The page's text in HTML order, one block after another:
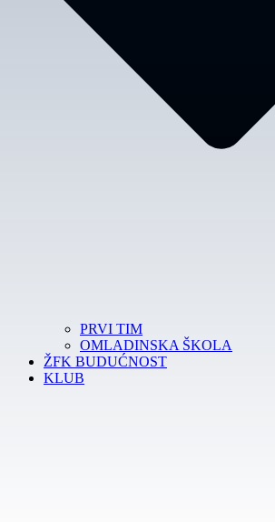
PRVI TIM
OMLADINSKA ŠKOLA
ŽFK BUDUĆNOST
KLUB